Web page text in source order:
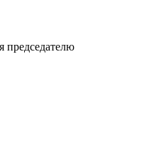
председателю